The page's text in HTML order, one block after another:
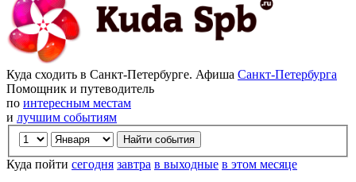
Куда сходить в Санкт-Петербурге. Афиша Санкт-Петербурга
Помощник и путеводитель
по интересным местам
и лучшим событиям
Куда пойти сегодня завтра в выходные в этом месяце